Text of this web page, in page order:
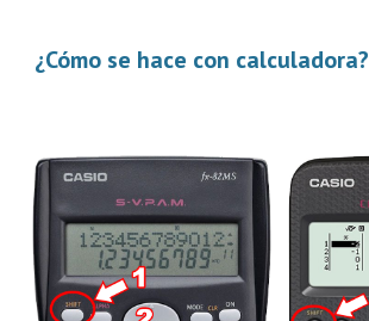
¿Cómo se hace con calculadora?